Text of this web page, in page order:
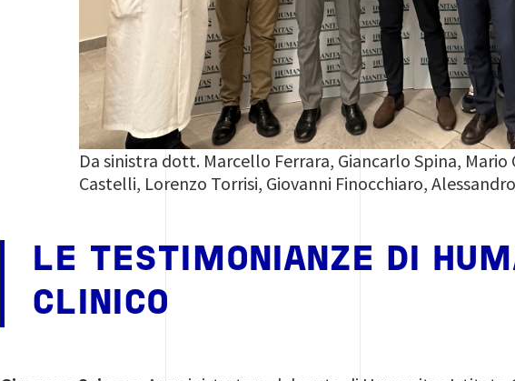
Da sinistra dott. Marcello Ferrara, Giancarlo Spina, Mario
Castelli, Lorenzo Torrisi, Giovanni Finocchiaro,
LE TESTIMONIANZE DI
CLINICO